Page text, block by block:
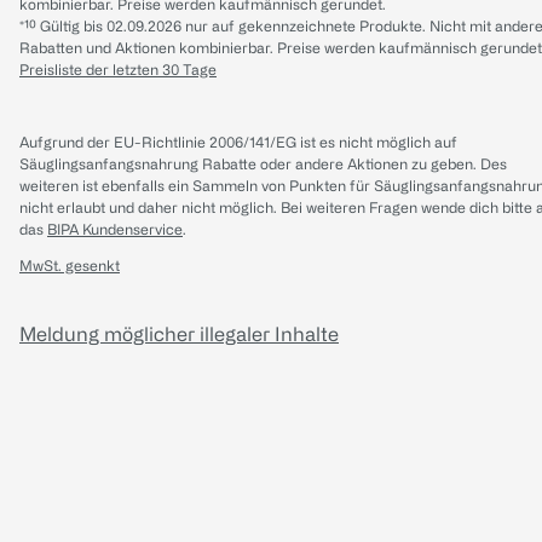
kombinierbar. Preise werden kaufmännisch gerundet.
*¹⁰ Gültig bis 02.09.2026 nur auf gekennzeichnete Produkte. Nicht mit
Rabatten und Aktionen kombinierbar. Preise werden kaufmännisch
Preisliste der letzten 30 Tage
Aufgrund der EU-Richtlinie 2006/141/EG ist es nicht möglich auf
Säuglingsanfangsnahrung Rabatte oder andere Aktionen zu geben. Des
weiteren ist ebenfalls ein Sammeln von Punkten für
nicht erlaubt und daher nicht möglich. Bei weiteren Fragen wende dich bitte
das BIPA Kundenservice.
MwSt. gesenkt
Meldung möglicher illegaler Inhalte